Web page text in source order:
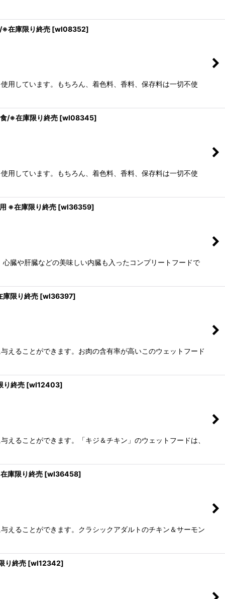
※在庫限り終売 [wl08352]
用しています。もちろん、着色料、香料、保存料は一切不使
/※在庫限り終売 [wl08345]
用しています。もちろん、着色料、香料、保存料は一切不使
※在庫限り終売 [wl36359]
臓や肝臓などの美味しい内臓も入ったコンプリートフードで
庫限り終売 [wl36397]
えることができます。お肉の含有率が高いこのウェットフード
り終売 [wl12403]
ることができます。「キジ＆チキン」のウェットフードは、
庫限り終売 [wl36458]
えることができます。クラシックアダルトのチキン＆サーモン
り終売 [wl12342]